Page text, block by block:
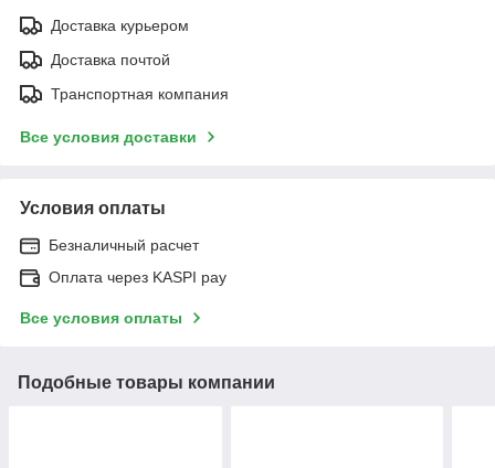
Доставка курьером
Доставка почтой
Транспортная компания
Все условия доставки
Условия оплаты
Безналичный расчет
Оплата через KASPI pay
Все условия оплаты
Подобные товары компании